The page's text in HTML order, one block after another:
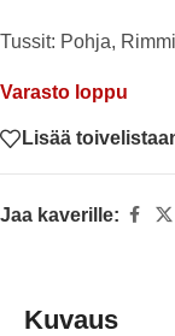
Tussit: Pohja, Rimmi
Varasto loppu
Lisää
Jaa kaverille:
Kuvaus